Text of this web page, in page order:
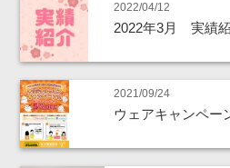
2022/04/12
2022年3月 実績
2021/09/24
ウェアキャンペー